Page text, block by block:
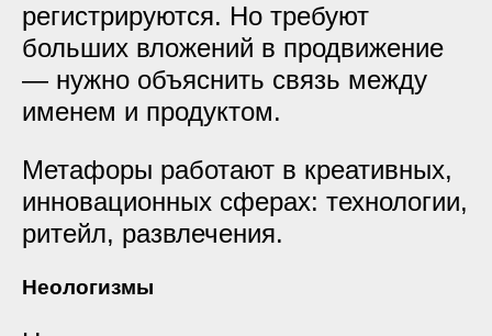
регистрируются. Но требуют
больших вложений в продвижение
— нужно объяснить связь между
именем и продуктом.
Метафоры работают в креативных,
инновационных сферах: технологии,
ритейл, развлечения.
Неологизмы